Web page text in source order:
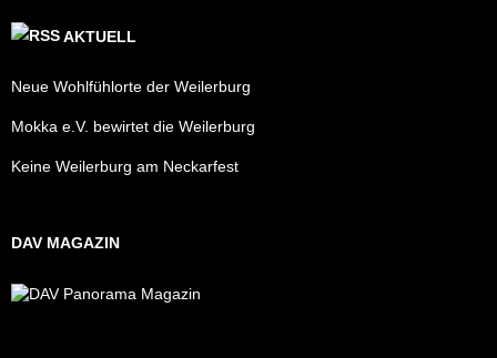
AKTUELL
Neue Wohlfühlorte der Weilerburg
Mokka e.V. bewirtet die Weilerburg
Keine Weilerburg am Neckarfest
DAV MAGAZIN